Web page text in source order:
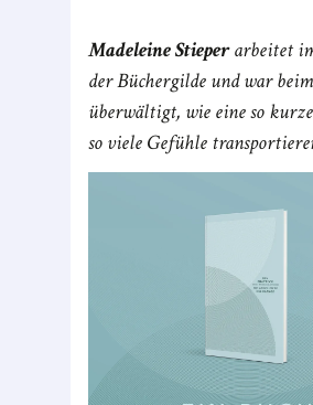
Madeleine Stieperarbeitet
der Büchergilde und war
überwältigt, wie eine so
so viele Gefühle